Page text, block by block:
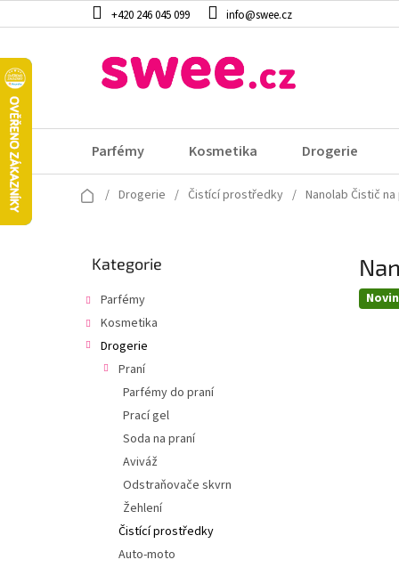
na
+420 246 045 099 info@swee.cz
Parfémy Kosmetika Drogerie
Domů
/ Drogerie / Čistící prostředky / Nanolab Čistič
Přeskočit
Kategorie
Parfémy
Kosmetika
Drogerie
Praní
Parfémy do praní
Prací gel
Soda na praní
Aviváž
Odstraňovače skvrn
Žehlení
Čistící prostředky
Auto-moto